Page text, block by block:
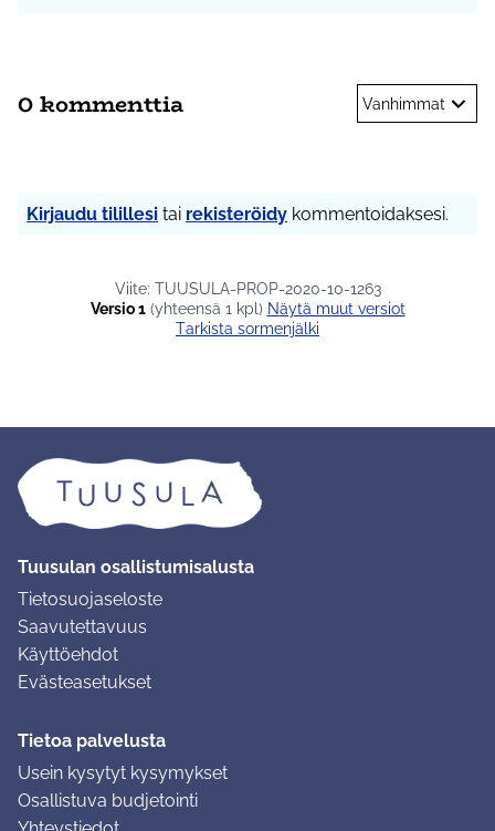
0 kommenttia Vanhimmat
Kirjaudu tilillesi tai rekisteröidy kommentoidaksesi.
Viite: TUUSULA-PROP-2020-10-1263
Versio 1(yhteensä 1 kpl)
näytä muut versiot
Tarkista sormenjälki
Tuusulan osallistumisalusta
Tietosuojaseloste
Saavutettavuus
Käyttöehdot
Evästeasetukset
Tietoa palvelusta
Usein kysytyt kysymykset
Osallistuva budjetointi